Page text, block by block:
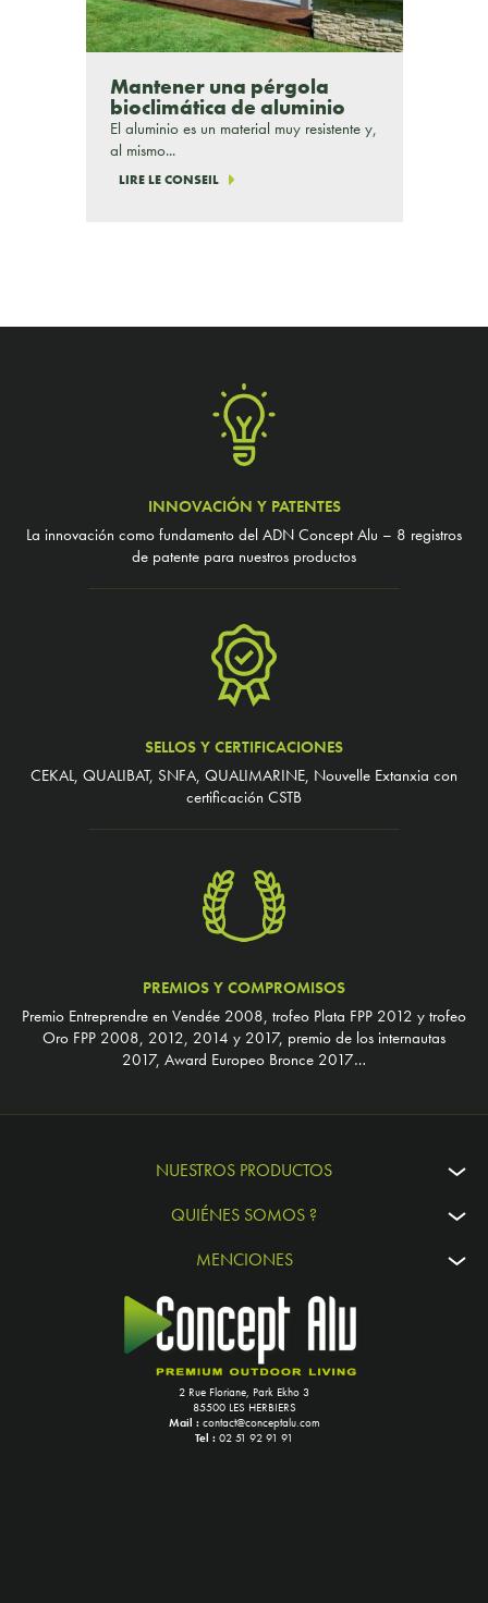
Mantener una pérgola
bioclimática de aluminio
El aluminio es un material muy resistente y,
al mismo...
LIRE LE CONSEIL
INNOVACIÓN Y PATENTES
La innovación como fundamento del ADN Concept Alu – 8 registros
de patente para nuestros productos
SELLOS Y CERTIFICACIONES
CEKAL, QUALIBAT, SNFA, QUALIMARINE, Nouvelle Extanxia con
certificación CSTB
PREMIOS Y COMPROMISOS
Premio Entreprendre en Vendée 2008, trofeo Plata FPP 2012 y trofeo
Oro FPP 2008, 2012, 2014 y 2017, premio de los internautas
2017, Award Europeo Bronce 2017…
NUESTROS PRODUCTOS
QUIÉNES SOMOS ?
MENCIONES
2 Rue Floriane, Park Ekho 3
85500 LES HERBIERS
Mail : contact@conceptalu.com
Tel : 02 51 92 91 91